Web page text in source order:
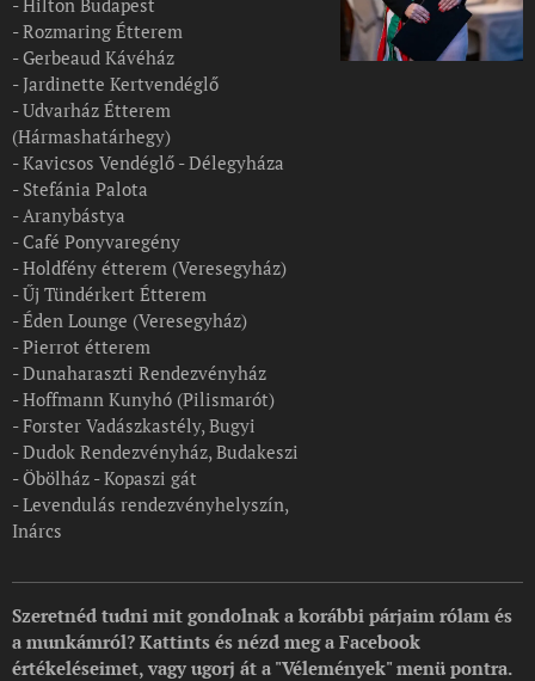
- Rozmaring Étterem
- Gerbeaud Kávéház
- Jardinette Kertvendéglő
- Udvarház Étterem
(Hármashatárhegy)
- Kavicsos Vendéglő - Délegyháza
- Stefánia Palota
- Aranybástya
- Café Ponyvaregény
- Holdfény étterem (Veresegyház)
- Űj Tündérkert Étterem
- Éden Lounge (Veresegyház)
- Pierrot étterem
- Dunaharaszti Rendezvényház
- Hoffmann Kunyhó (Pilismarót)
- Forster Vadászkastély, Bugyi
- Dudok Rendezvényház, Budakeszi
- Öbölház - Kopaszi gát
- Levendulás rendezvényhelyszín,
Inárcs
Szeretnéd tudni mit gondolnak a korábbi párjaim rólam és
a munkámról? Kattints és nézd meg a Facebook
értékeléseimet, vagy ugorj át a "Vélemények" menü pontra.